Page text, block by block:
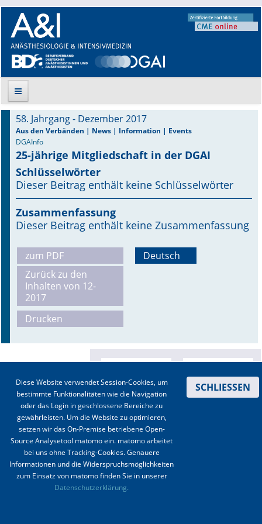
Suche
Aktuelle Ausgabe
Leitlinien
Archiv
Supplements
Supplements OrphanAnesthesia
Online First
A&I English
Autoren-Service
Bestell-Service
Stellenmarkt
Kongresskalender
58. Jahrgang - Dezember 2017
Aus den Verbänden | News | Information | Events
DGAInfo
25-jährige Mitgliedschaft in der DGAI
Schlüsselwörter
Dieser Beitrag enthält keine Schlüsselwörter
Zusammenfassung
Dieser Beitrag enthält keine Zusammenfassung
zum PDF
Zurück zu den
Inhalten von 12-
2017
Drucken
Deutsch
Impressum Datenschutz
Diese Website verwendet Session-Cookies, um
bestimmte Funktionalitäten wie die Navigation
oder das Login in geschlossene Bereiche zu
gewährleisten. Um die Website zu optimieren,
setzen wir das On-Premise betriebene Open-
Source Analysetool matomo ein. matomo arbeitet
bei uns ohne Tracking-Cookies. Genauere
Informationen und die Widerspruchsmöglichkeiten
zum Einsatz von matomo finden Sie in unserer
Datenschutzerklärung.
SCHLIESSEN